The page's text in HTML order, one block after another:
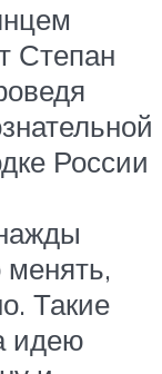
Степан
России
Такие
идею